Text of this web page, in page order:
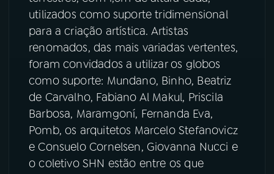
utilizados como suporte tridimensional
para a criação artística. Artistas
renomados, das mais variadas vertentes,
foram convidados a utilizar os globos
como suporte: Mundano, Binho, Beatriz
de Carvalho, Fabiano Al Makul, Priscila
Barbosa, Maramgoní, Fernanda Eva,
Pomb, os arquitetos Marcelo Stefanovicz
e Consuelo Cornelsen, Giovanna Nucci e
o coletivo SHN estão entre os que